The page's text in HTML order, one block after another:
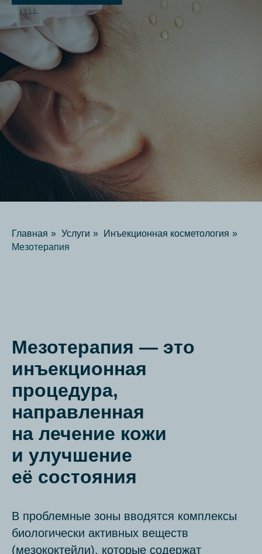
Главная » Услуги » Инъекционная косметология »
Мезотерапия
Мезотерапия — это
инъекционная
процедура,
направленная
на лечение кожи
и улучшение
её состояния
В проблемные зоны вводятся комплексы
биологически активных веществ
(мезококтейли), которые содержат